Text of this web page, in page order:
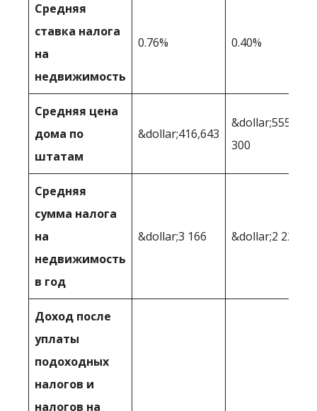
Средняя
ставка налога
на
недвижимость
0.76% 0.40%
Средняя цена
дома по
штатам
&dollar;416,643
&dollar;555
300
Средняя
сумма налога
на
недвижимость
в год
&dollar;3 166 &dollar;2 221
Доход после
уплаты
подоходных
налогов и
налогов на